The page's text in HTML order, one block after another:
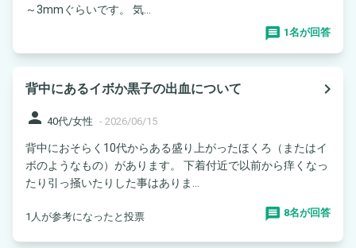
～3mmぐらいです。 気...
1名が回答
背中にあるイボか黒子の出血について
navigate_next
person 40代/女性 - 2026/06/15
背中におそらく10代からある盛り上がったほくろ（またはイ
ボのようなもの）があります。 下着付近で以前から痒くなっ
たり引っ掻いたりした事はありま...
1人が参考になったと投票 8名が回答